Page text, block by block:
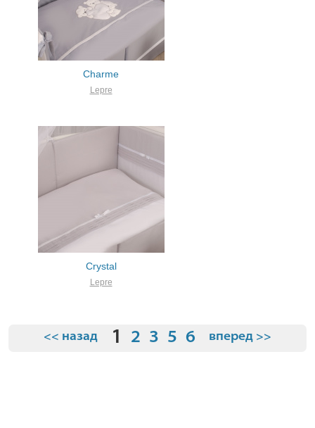
Charme
Lepre
Crystal
Lepre
<< назад 1 2 3 5 6 вперед >>